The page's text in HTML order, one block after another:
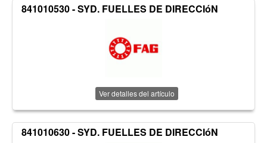
841010530 - SYD. FUELLES DE DIRECCIóN
Ver detalles del artículo
841010630 - SYD. FUELLES DE DIRECCIóN